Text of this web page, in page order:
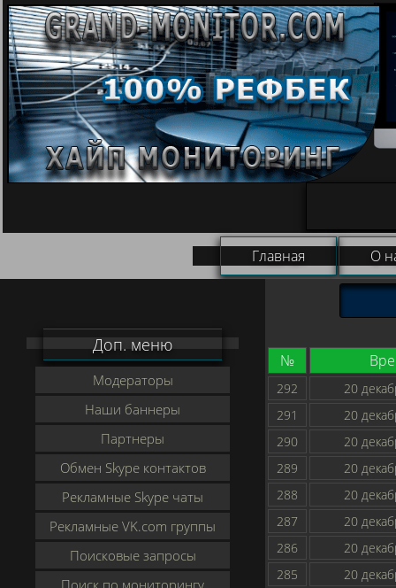
Главная О
Доп. меню
Модераторы
Наши баннеры
Партнеры
Обмен Skype контактов
Рекламные Skype чаты
Рекламные VK.com группы
Поисковые запросы
Поиск по мониторингу
№
292
20
291
20
290
20
289
20
288
20
287
20
286
20
285
20